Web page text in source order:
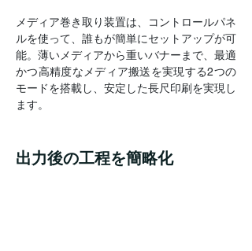
メディア巻き取り装置は、コントロールパネ
ルを使って、誰もが簡単にセットアップが可
能。薄いメディアから重いバナーまで、最適
かつ高精度なメディア搬送を実現する2つの
モードを搭載し、安定した長尺印刷を実現し
ます。
出力後の工程を簡略化